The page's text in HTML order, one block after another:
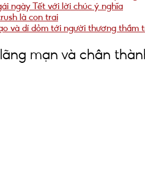
ngày Tết với lời chúc ý nghĩa
là con trai
và dí dỏm tới người thương thầm
lãng mạn và chân